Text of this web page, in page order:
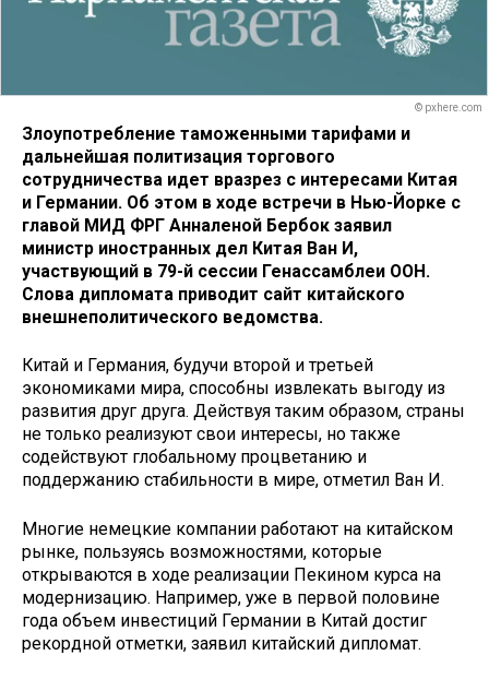
© pxhere.com
Злоупотребление таможенными тарифами и
дальнейшая политизация торгового
сотрудничества идет вразрез с интересами Китая
и Германии. Об этом в ходе встречи в Нью-Йорке с
главой МИД ФРГ Анналеной Бербок заявил
министр иностранных дел Китая Ван И,
участвующий в 79-й сессии Генассамблеи ООН.
Слова дипломата приводит сайт китайского
внешнеполитического ведомства.
Китай и Германия, будучи второй и третьей
экономиками мира, способны извлекать выгоду из
развития друг друга. Действуя таким образом, страны
не только реализуют свои интересы, но также
содействуют глобальному процветанию и
поддержанию стабильности в мире, отметил Ван И.
Многие немецкие компании работают на китайском
рынке, пользуясь возможностями, которые
открываются в ходе реализации Пекином курса на
модернизацию. Например, уже в первой половине
года объем инвестиций Германии в Китай достиг
рекордной отметки, заявил китайский дипломат.